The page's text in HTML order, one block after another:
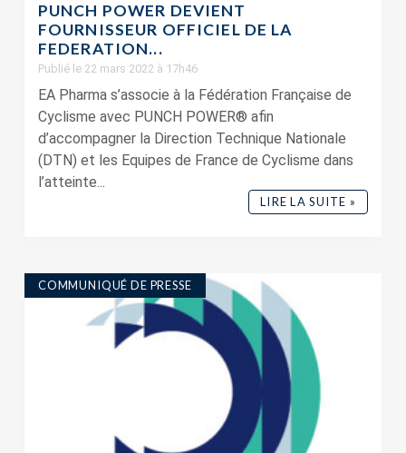
PUNCH POWER DEVIENT
FOURNISSEUR OFFICIEL DE LA
FEDERATION...
Publié le 22 mars 2022 à 17h46
EA Pharma s’associe à la Fédération Française de
Cyclisme avec PUNCH POWER® afin
d’accompagner la Direction Technique Nationale
(DTN) et les Equipes de France de Cyclisme dans
l’atteinte...
LIRE LA SUITE »
COMMUNIQUÉ DE PRESSE